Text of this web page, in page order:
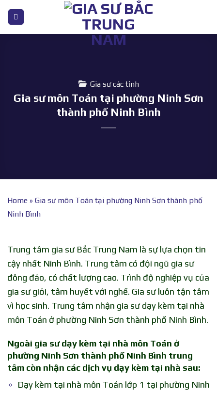
nội
Gia sư các tỉnh
Gia sư môn Toán tại phường Ninh Sơn
thành phố Ninh Bình
Home » Gia sư môn Toán tại phường Ninh Sơn thành phố
Ninh Bình
Trung tâm gia sư Bắc Trung Nam là sự lựa chọn tin
cậy nhất Ninh Bình. Trung tâm có đội ngũ gia sư
đông đảo, có chất lượng cao. Trình độ nghiệp vụ của
gia sư giỏi, tâm huyết với nghề. Gia sư luôn tận tâm
vì học sinh. Trung tâm nhận gia sư dạy kèm tại nhà
môn Toán ở phường Ninh Sơn thành phố Ninh Bình.
Ngoài gia sư dạy kèm tại nhà môn Toán ở
phường Ninh Sơn thành phố Ninh Bình trung
tâm còn nhận các dịch vụ dạy kèm tại nhà sau:
Dạy kèm tại nhà môn Toán lớp 1 tại phường Ninh